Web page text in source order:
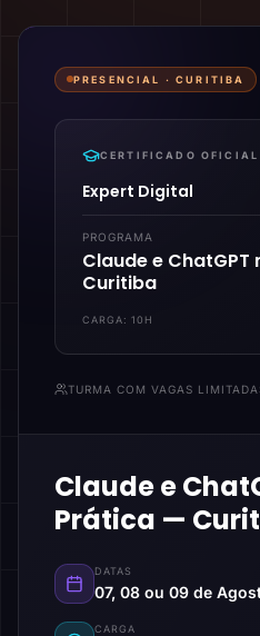
PRESENCIAL ·CURITIBA
CERTIFICADO OFICIAL
Expert Digital
PROGRAMA
Claude e
Curitiba
CARGA:10H
TURMA COM VAGAS
Claude e
Prática —
DATAS
07, 08 ou 09 de
CARGA